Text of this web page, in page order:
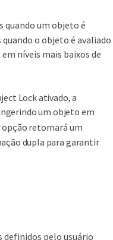
quando um objeto é
o objeto é avaliado
níveis mais baixos de
Lock ativado, a
um objeto em
opção retornará um
dupla para garantir
definidos pelo usuário